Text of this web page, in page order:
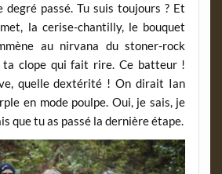
degré passé. Tu suis toujours ? Et
la cerise-chantilly, le bouquet
au nirvana du stoner-rock
ta clope qui fait rire. Ce batteur !
quelle dextérité ! On dirait Ian
en mode poulpe. Oui, je sais, je
que tu as passé la dernière étape.